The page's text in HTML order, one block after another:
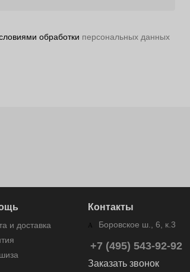
обработки персональных данных
и доставка
Контакты
Боровское ш., 6, к.3
+7 (495) 543-92-92
Заказать звонок